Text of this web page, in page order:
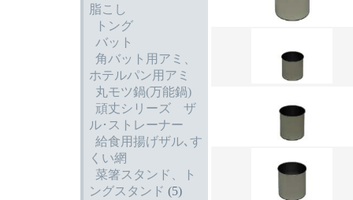
脂こし
トング
バット
角バット用アミ、
ホテルパン用アミ
丸モツ鍋(万能鍋)
頑丈シリーズ ザ
ル･ストレーナー
給食用揚げザル､す
くい網
菜箸スタンド、ト
ングスタンド (5)